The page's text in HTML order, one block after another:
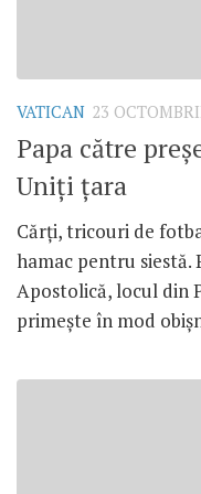
VATICAN 23
Papa către
Uniți țara
Cărți, tricouri de
hamac pentru siestă.
Apostolică, locul din
primește în mod